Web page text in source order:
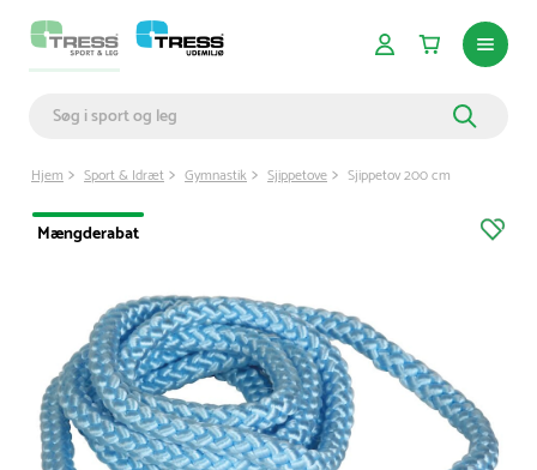
Hjem Sport & Idræt Gymnastik Sjippetove Sjippetov 200 cm
Mængderabat